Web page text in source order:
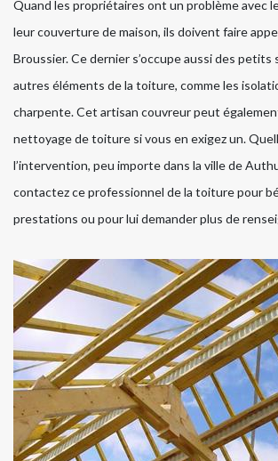
Quand les propriétaires ont un problème avec
leur couverture de maison, ils doivent faire
Broussier. Ce dernier s’occupe aussi des petits
autres éléments de la toiture, comme les
charpente. Cet artisan couvreur peut
nettoyage de toiture si vous en exigez un.
l’intervention, peu importe dans la ville de
contactez ce professionnel de la toiture pour
prestations ou pour lui demander plus de